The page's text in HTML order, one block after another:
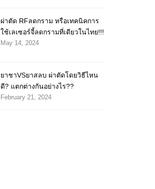
ผ่าตัด RFลดกราม หรือเทคนิคการ
ใช้เลเซอร์จี้ลดกรามที่เดียวในไทย!!!
May 14, 2024
ยาชาVSยาสลบ ผ่าตัดโดยวิธีไหน
ดี? แตกต่างกันอย่างไร??
February 21, 2024